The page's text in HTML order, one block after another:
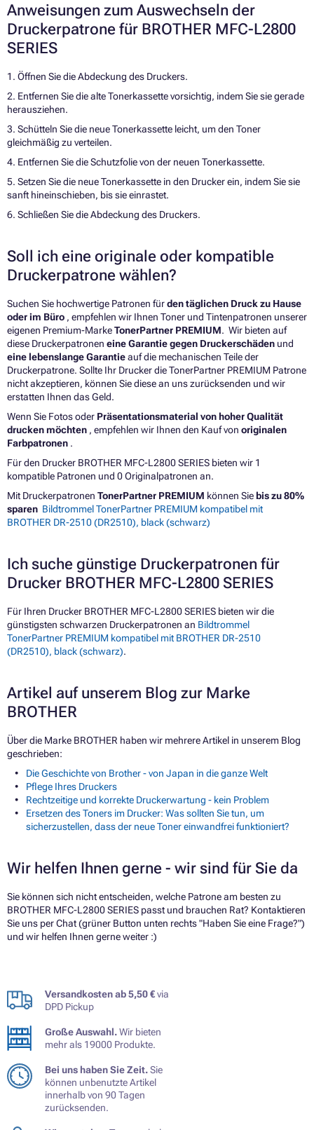
Anweisungen zum Auswechseln der
Druckerpatrone für BROTHER MFC-L2800
SERIES
1. Öffnen Sie die Abdeckung des Druckers.
2. Entfernen Sie die alte Tonerkassette vorsichtig, indem Sie sie gerade
herausziehen.
3. Schütteln Sie die neue Tonerkassette leicht, um den Toner
gleichmäßig zu verteilen.
4. Entfernen Sie die Schutzfolie von der neuen Tonerkassette.
5. Setzen Sie die neue Tonerkassette in den Drucker ein, indem Sie sie
sanft hineinschieben, bis sie einrastet.
6. Schließen Sie die Abdeckung des Druckers.
Soll ich eine originale oder kompatible
Druckerpatrone wählen?
Suchen Sie hochwertige Patronen fürden täglichen Druck zu Hause
oder im Büro , empfehlen wir Ihnen Toner und Tintenpatronen unserer
eigenen Premium-MarkeTonerPartner PREMIUM. Wir bieten auf
diese Druckerpatronen eine Garantie gegen Druckerschäden und
eine lebenslange Garantieauf die mechanischen Teile der
Druckerpatrone. Sollte Ihr Drucker die TonerPartner PREMIUM Patrone
nicht akzeptieren, können Sie diese an uns zurücksenden und wir
erstatten Ihnen das Geld.
Wenn Sie Fotos oder Präsentationsmaterial von hoher Qualität
drucken möchten , empfehlen wir Ihnen den Kauf von originalen
Farbpatronen .
Für den Drucker BROTHER MFC-L2800 SERIES bieten wir 1
kompatible Patronen und 0 Originalpatronen an.
Mit Druckerpatronen TonerPartner PREMIUM können Sie bis zu 80%
sparen Bildtrommel TonerPartner PREMIUM kompatibel mit
BROTHER DR-2510 (DR2510), black (schwarz)
Ich suche günstige Druckerpatronen für
Drucker BROTHER MFC-L2800 SERIES
Für Ihren Drucker BROTHER MFC-L2800 SERIES bieten wir die
günstigsten schwarzen Druckerpatronen an Bildtrommel
TonerPartner PREMIUM kompatibel mit BROTHER DR-2510
(DR2510), black (schwarz).
Artikel auf unserem Blog zur Marke
BROTHER
Über die Marke BROTHER haben wir mehrere Artikel in unserem Blog
geschrieben:
Die Geschichte von Brother - von Japan in die ganze Welt
Pflege Ihres Druckers
Rechtzeitige und korrekte Druckerwartung - kein Problem
Ersetzen des Toners im Drucker: Was sollten Sie tun, um
sicherzustellen, dass der neue Toner einwandfrei funktioniert?
Wir helfen Ihnen gerne - wir sind für Sie da
Sie können sich nicht entscheiden, welche Patrone am besten zu
BROTHER MFC-L2800 SERIES passt und brauchen Rat? Kontaktieren
Sie uns per Chat (grüner Button unten rechts "Haben Sie eine Frage?")
und wir helfen Ihnen gerne weiter :)
Versandkosten ab 5,50 €via
DPD Pickup
Große Auswahl.Wir bieten
mehr als 19000 Produkte.
Bei uns haben Sie Zeit.Sie
können unbenutzte Artikel
innerhalb von 90 Tagen
zurücksenden.